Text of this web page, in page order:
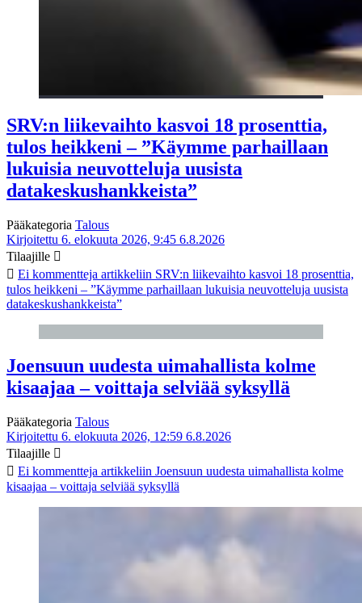
SRV:n liikevaihto kasvoi 18 prosenttia,
tulos heikkeni – ”Käymme parhaillaan
lukuisia neuvotteluja uusista
datakeskushankkeista”
Pääkategoria Talous
Kirjoitettu 6. elokuuta 2026, 9:45 6.8.2026
Tilaajille
Ei kommentteja artikkeliin SRV:n liikevaihto kasvoi 18 prosenttia,
tulos heikkeni – ”Käymme parhaillaan lukuisia neuvotteluja uusista
datakeskushankkeista”
Joensuun uudesta uimahallista kolme
kisaajaa – voittaja selviää syksyllä
Pääkategoria Talous
Kirjoitettu 6. elokuuta 2026, 12:59 6.8.2026
Tilaajille
Ei kommentteja artikkeliin Joensuun uudesta uimahallista kolme
kisaajaa – voittaja selviää syksyllä